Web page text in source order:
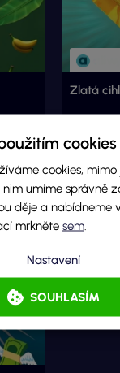
cookies
cookies,
umíme správně
děje a nabídneme
mrkněte sem
SOUHLASÍM
Nastavení
Zlatá
Hlavní
Cena
200 Kč